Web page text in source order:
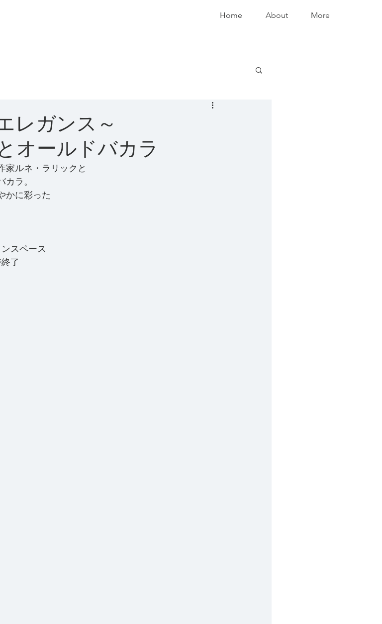
Home About More
るエレガンス～
オールドバカラ
家ルネ・ラリックと
ラ。
かに彩った
スペース
了